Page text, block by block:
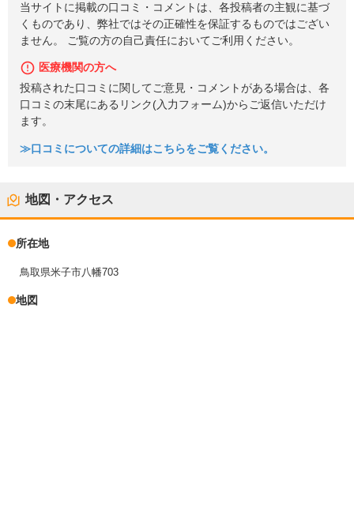
当サイトに掲載の口コミ・コメントは、各投稿者の主観に基づ
くものであり、弊社ではその正確性を保証するものではござい
ません。 ご覧の方の自己責任においてご利用ください。
医療機関の方へ
投稿された口コミに関してご意見・コメントがある場合は、各
口コミの末尾にあるリンク(入力フォーム)からご返信いただけ
ます。
≫口コミについての詳細はこちらをご覧ください。
地図・アクセス
所在地
鳥取県米子市八幡703
地図